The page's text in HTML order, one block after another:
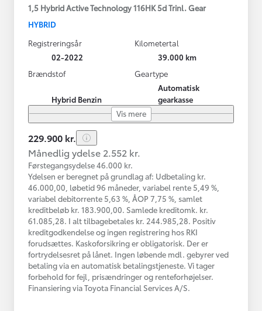
1,5 Hybrid Active Technology 116HK 5d Trinl. Gear
HYBRID
Registreringsår
02-2022
Kilometertal
39.000 km
Brændstof
Hybrid Benzin
Geartype
Automatisk
gearkasse
Vis mere
229.900 kr.
Månedlig ydelse 2.552 kr.
Førstegangsydelse 46.000 kr.
Ydelsen er beregnet på grundlag af: Udbetaling kr.
46.000,00, løbetid 96 måneder, variabel rente 5,49 %,
variabel debitorrente 5,63 %, ÅOP 7,75 %, samlet
kreditbeløb kr. 183.900,00. Samlede kreditomk. kr.
61.085,28. I alt tilbagebetales kr. 244.985,28. Positiv
kreditgodkendelse og ingen registrering hos RKI
forudsættes. Kaskoforsikring er obligatorisk. Der er
fortrydelsesret på lånet. Ingen løbende mdl. gebyrer ved
betaling via en automatisk betalingstjeneste. Vi tager
forbehold for fejl, prisændringer og renteforhøjelser.
Finansiering via Toyota Financial Services A/S.